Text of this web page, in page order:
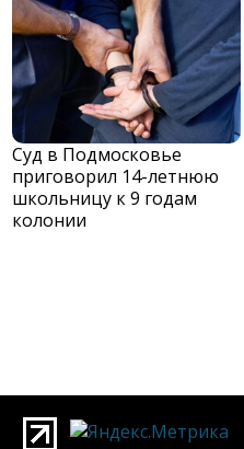
Суд в Подмосковье
приговорил 14-летнюю
школьницу к 9 годам
колонии